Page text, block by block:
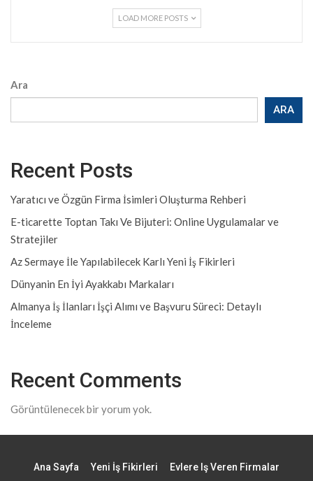
LOAD MORE POSTS
Ara
ARA
Recent Posts
Yaratıcı ve Özgün Firma İsimleri Oluşturma Rehberi
E-ticarette Toptan Takı Ve Bijuteri: Online Uygulamalar ve
Stratejiler
Az Sermaye İle Yapılabilecek Karlı Yeni İş Fikirleri
Dünyanin En İyi Ayakkabı Markaları
Almanya İş İlanları İşçi Alımı ve Başvuru Süreci: Detaylı
İnceleme
Recent Comments
Görüntülenecek bir yorum yok.
Ana Sayfa Yeni İş Fikirleri Evlere Iş Veren Firmalar